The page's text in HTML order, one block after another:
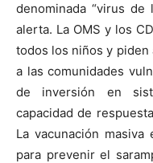
denominada “virus de
alerta. La OMS y los
todos los niños y
a las comunidades
de inversión en
capacidad de
La vacunación
para prevenir el